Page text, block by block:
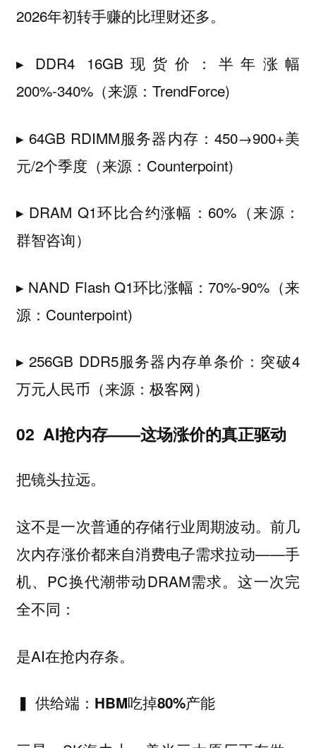
2026年初转手赚的比理财还多。
▸ DDR4 16GB现货价：半年涨幅
200%-340%（来源：TrendForce)
▸ 64GB RDIMM服务器内存：450→900+美
元/2个季度（来源：Counterpoint)
▸ DRAM Q1环比合约涨幅：60%（来源：
群智咨询）
▸ NAND Flash Q1环比涨幅：70%-90%（来
源：Counterpoint)
▸ 256GB DDR5服务器内存单条价：突破4
万元人民币（来源：极客网）
02 AI抢内存——这场涨价的真正驱动
把镜头拉远。
这不是一次普通的存储行业周期波动。前几
次内存涨价都来自消费电子需求拉动——手
机、PC换代潮带动DRAM需求。这一次完
全不同：
是AI在抢内存条。
▍ 供给端：HBM吃掉80%产能